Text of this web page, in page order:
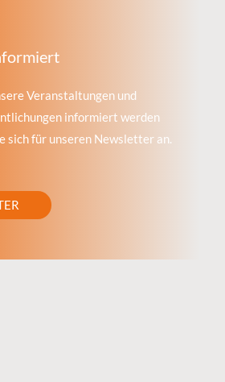
Veranstaltungen und
informiert werden
sich für unseren Newsletter an.